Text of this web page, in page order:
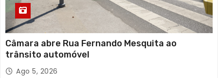
Câmara abre Rua Fernando Mesquita ao
trânsito automóvel
Ago 5, 2026